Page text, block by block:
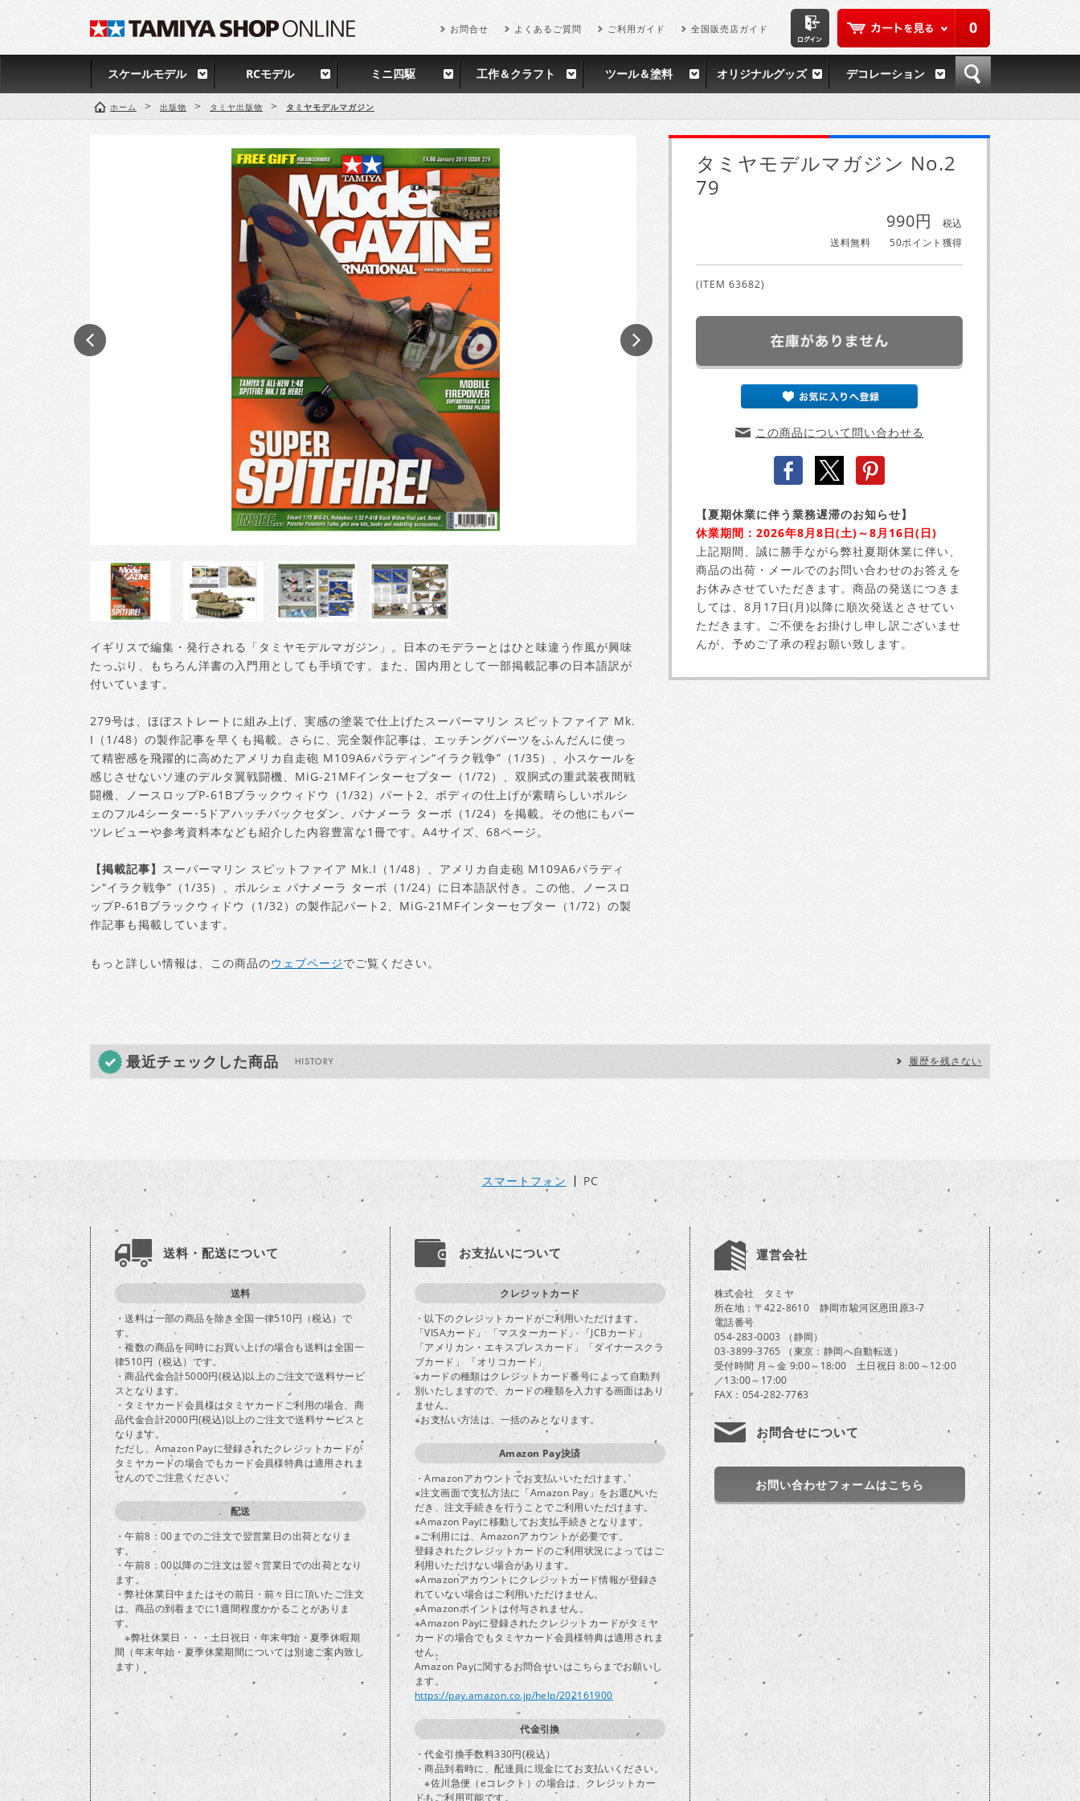
0
お問合せ よくあるご質問 ご利用ガイド 全国販売店ガイド
スケールモデル RCモデル ミニ四駆 工作＆クラフト ツール＆塗料 オリジナルグッズ デコレーション
ホーム > 出版物 > タミヤ出版物 > タミヤモデルマガジン
イギリスで編集・発行される「タミヤモデルマガジン」。日本のモデラーとはひと味違う作風が興味
たっぷり、もちろん洋書の入門用としても手頃です。また、国内用として一部掲載記事の日本語訳が
付いています。
279号は、ほぼストレートに組み上げ、実感の塗装で仕上げたスーパーマリン スピットファイア Mk.
I（1/48）の製作記事を早くも掲載。さらに、完全製作記事は、エッチングパーツをふんだんに使っ
て精密感を飛躍的に高めたアメリカ自走砲 M109A6パラディン“イラク戦争”（1/35）、小スケールを
感じさせないソ連のデルタ翼戦闘機、MiG-21MFインターセプター（1/72）、双胴式の重武装夜間戦
闘機、ノースロップP-61Bブラックウィドウ（1/32）パート2、ボディの仕上げが素晴らしいポルシ
ェのフル4シーター･5ドアハッチバックセダン、パナメーラ ターボ（1/24）を掲載。その他にもパー
ツレビューや参考資料本なども紹介した内容豊富な1冊です。A4サイズ、68ページ。
【掲載記事】 スーパーマリン スピットファイア Mk.I（1/48）、アメリカ自走砲 M109A6パラディ
ン“イラク戦争”（1/35）、ポルシェ パナメーラ ターボ（1/24）に日本語訳付き。この他、ノースロ
ップP-61Bブラックウィドウ（1/32）の製作記パート2、MiG-21MFインターセプター（1/72）の製
作記事も掲載しています。
もっと詳しい情報は、この商品のウェブページでご覧ください。
タミヤモデルマガジン No.2
79
990円
税込
送料無料
50ポイント獲得
(ITEM 63682)
この商品について問い合わせる
【夏期休業に伴う業務遅滞のお知らせ】
休業期間：2026年8月8日(土)～8月16日(日)
上記期間、誠に勝手ながら弊社夏期休業に伴い、
商品の出荷・メールでのお問い合わせのお答えを
お休みさせていただきます。商品の発送につきま
しては、8月17日(月)以降に順次発送とさせてい
ただきます。ご不便をお掛けし申し訳ございませ
んが、予めご了承の程お願い致します。
最近チェックした商品 履歴を残さない
スマートフォン PC
送料・配送について
送料
・送料は一部の商品を除き全国一律510円（税込）で
す。
・複数の商品を同時にお買い上げの場合も送料は全国一
律510円（税込）です。
・商品代金合計5000円(税込)以上のご注文で送料サービ
スとなります。
・タミヤカード会員様はタミヤカードご利用の場合、商
品代金合計2000円(税込)以上のご注文で送料サービスと
なります。
ただし、Amazon Payに登録されたクレジットカードが
タミヤカードの場合でもカード会員様特典は適用されま
せんのでご注意ください。
配送
・午前8：00までのご注文で翌営業日の出荷となりま
す。
・午前8：00以降のご注文は翌々営業日での出荷となり
ます。
・弊社休業日中またはその前日・前々日に頂いたご注文
は、商品の到着までに1週間程度かかることがありま
す。
※弊社休業日・・・土日祝日・年末年始・夏季休暇期
間（年末年始・夏季休業期間については別途ご案内致し
ます）
お支払いについて
クレジットカード
・以下のクレジットカードがご利用いただけます。
「VISAカード」 「マスターカード」 「JCBカード」
「アメリカン・エキスプレスカード」「ダイナースクラ
ブカード」 「オリコカード」
※カードの種類はクレジットカード番号によって自動判
別いたしますので、カードの種類を入力する画面はあり
ません。
※お支払い方法は、一括のみとなります。
Amazon Pay決済
・Amazonアカウントでお支払いいただけます。
※注文画面で支払方法に「Amazon Pay」をお選びいた
だき、注文手続きを行うことでご利用いただけます。
※Amazon Payに移動してお支払手続きとなります。
※ご利用には、Amazonアカウントが必要です。
登録されたクレジットカードのご利用状況によってはご
利用いただけない場合があります。
※Amazonアカウントにクレジットカード情報が登録さ
れていない場合はご利用いただけません。
※Amazonポイントは付与されません。
※Amazon Payに登録されたクレジットカードがタミヤ
カードの場合でもタミヤカード会員様特典は適用されま
せん。
Amazon Payに関するお問合せいはこちらまでお願いし
ます。
https://pay.amazon.co.jp/help/202161900
代金引換
・代金引換手数料330円(税込）
・商品到着時に、配達員に現金にてお支払いください。
※佐川急便（eコレクト）の場合は、クレジットカー
ドもご利用可能です。
運営会社
株式会社 タミヤ
所在地：〒422-8610 静岡市駿河区恩田原3-7
電話番号
054-283-0003 （静岡）
03-3899-3765 （東京：静岡へ自動転送）
受付時間 月～金 9:00～18:00 土日祝日 8:00～12:00
／13:00～17:00
FAX：054-282-7763
お問合せについて
お問い合わせフォームはこちら